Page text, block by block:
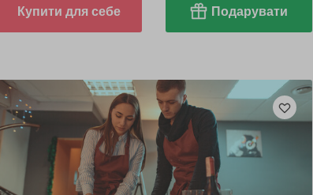
Купити для себе Подарувати